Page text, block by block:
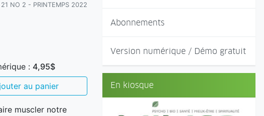
Abonnements
Version numérique / Démo gratuit
En kiosque
NO 2 - PRINTEMPS 2022
: 4,95$
au panier
muscler notre